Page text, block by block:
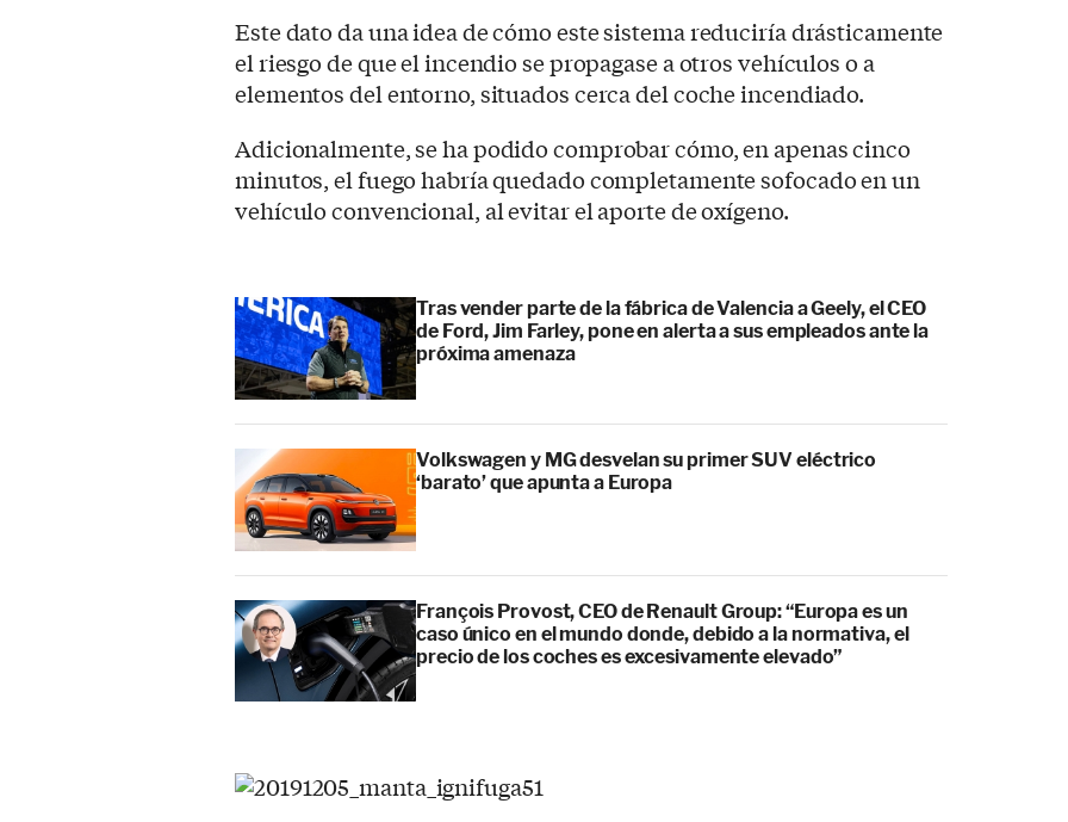
Este dato da una idea de cómo este sistema reduciría drásticamente
el riesgo de que el incendio se propagase a otros vehículos o a
elementos del entorno, situados cerca del coche incendiado.
Adicionalmente, se ha podido comprobar cómo, en apenas cinco
minutos, el fuego habría quedado completamente sofocado en un
vehículo convencional, al evitar el aporte de oxígeno.
Tras vender parte de la fábrica de Valencia a Geely, el CEO
de Ford, Jim Farley, pone en alerta a sus empleados ante la
próxima amenaza
Volkswagen y MG desvelan su primer SUV eléctrico
‘barato’ que apunta a Europa
François Provost, CEO de Renault Group: “Europa es un
caso único en el mundo donde, debido a la normativa, el
precio de los coches es excesivamente elevado”